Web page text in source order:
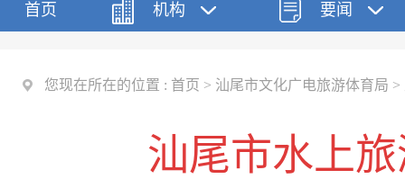
首页 机构 要闻
您现在所在的位置 : 首页 > 汕尾市文化广电旅游体育局 >
汕尾市水上